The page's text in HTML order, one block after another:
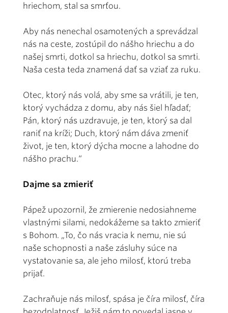
hriechom, stal sa smrťou.
Aby nás nenechal osamotených a sprevádzal
nás na ceste, zostúpil do nášho hriechu a do
našej smrti, dotkol sa hriechu, dotkol sa smrti.
Naša cesta teda znamená dať sa vziať za ruku.
Otec, ktorý nás volá, aby sme sa vrátili, je ten,
ktorý vychá­dza z domu, aby nás šiel hľadať;
Pán, ktorý nás uzdravuje, je ten, ktorý sa dal
raniť na kríži; Duch, ktorý nám dáva zmeniť
život, je ten, ktorý dýcha mocne a lahodne do
nášho prachu.“
Dajme sa zmieriť
Pápež upozornil, že zmierenie nedosiahneme
vlastnými silami, nedoká­žeme sa takto zmieriť
s Bohom. „To, čo nás vracia k nemu, nie sú
naše schopnosti a naše zásluhy súce na
vystatovanie sa, ale jeho milosť, ktorú treba
prijať.
Zachraňuje nás milosť, spása je číra milosť, číra